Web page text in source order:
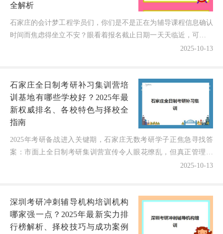
全解析
石家庄的会计梦工程学员们，你们是不是正在为辅导课程信息确认
时间而焦虑得坐立不安？眼看着报名截止日期一天天临近，可确认
时间却像谜题一样难以捉摸——到底石家庄会计梦工程辅导课...
2025-10-13
石家庄全日制考研补习集训营培
训基地有哪些学校好？2025年最
新权威排名、各校特色与择校全
指南
2025年考研备战进入关键期，石家庄无数考研学子正焦急寻找答
案：市面上全日制考研集训营宣传令人眼花缭乱，但真正管理科
学、师资雄厚、提分效果显著的平台有哪些？不同机构的课程...
2025-10-13
深圳考研冲刺辅导机构培训机构
哪家强一点？2025年最新实力排
行榜解析、择校技巧与成功案例